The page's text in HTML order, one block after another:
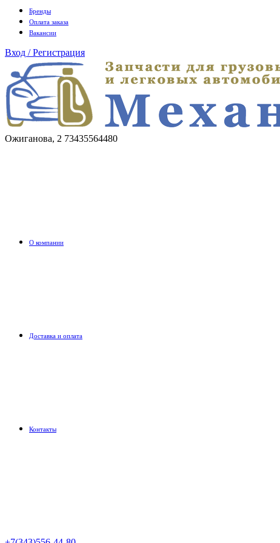
Бренды
Оплата заказа
Вакансии
Вход / Регистрация
Ожиганова, 2 73435564480
О компании
Доставка и оплата
Контакты